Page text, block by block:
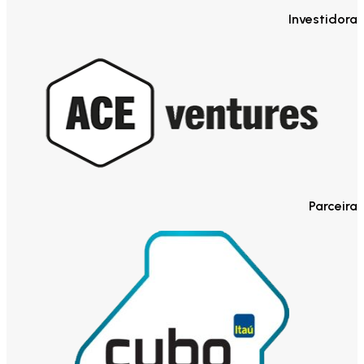
Investidora
Parceira